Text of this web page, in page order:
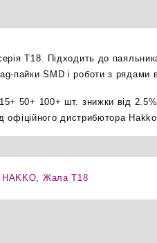
T18. Підходить до
пайки SMD і роботи з рядами
50+ 100+ шт. знижки від
офіційного дистрибютора
HAKKO, Жала T18